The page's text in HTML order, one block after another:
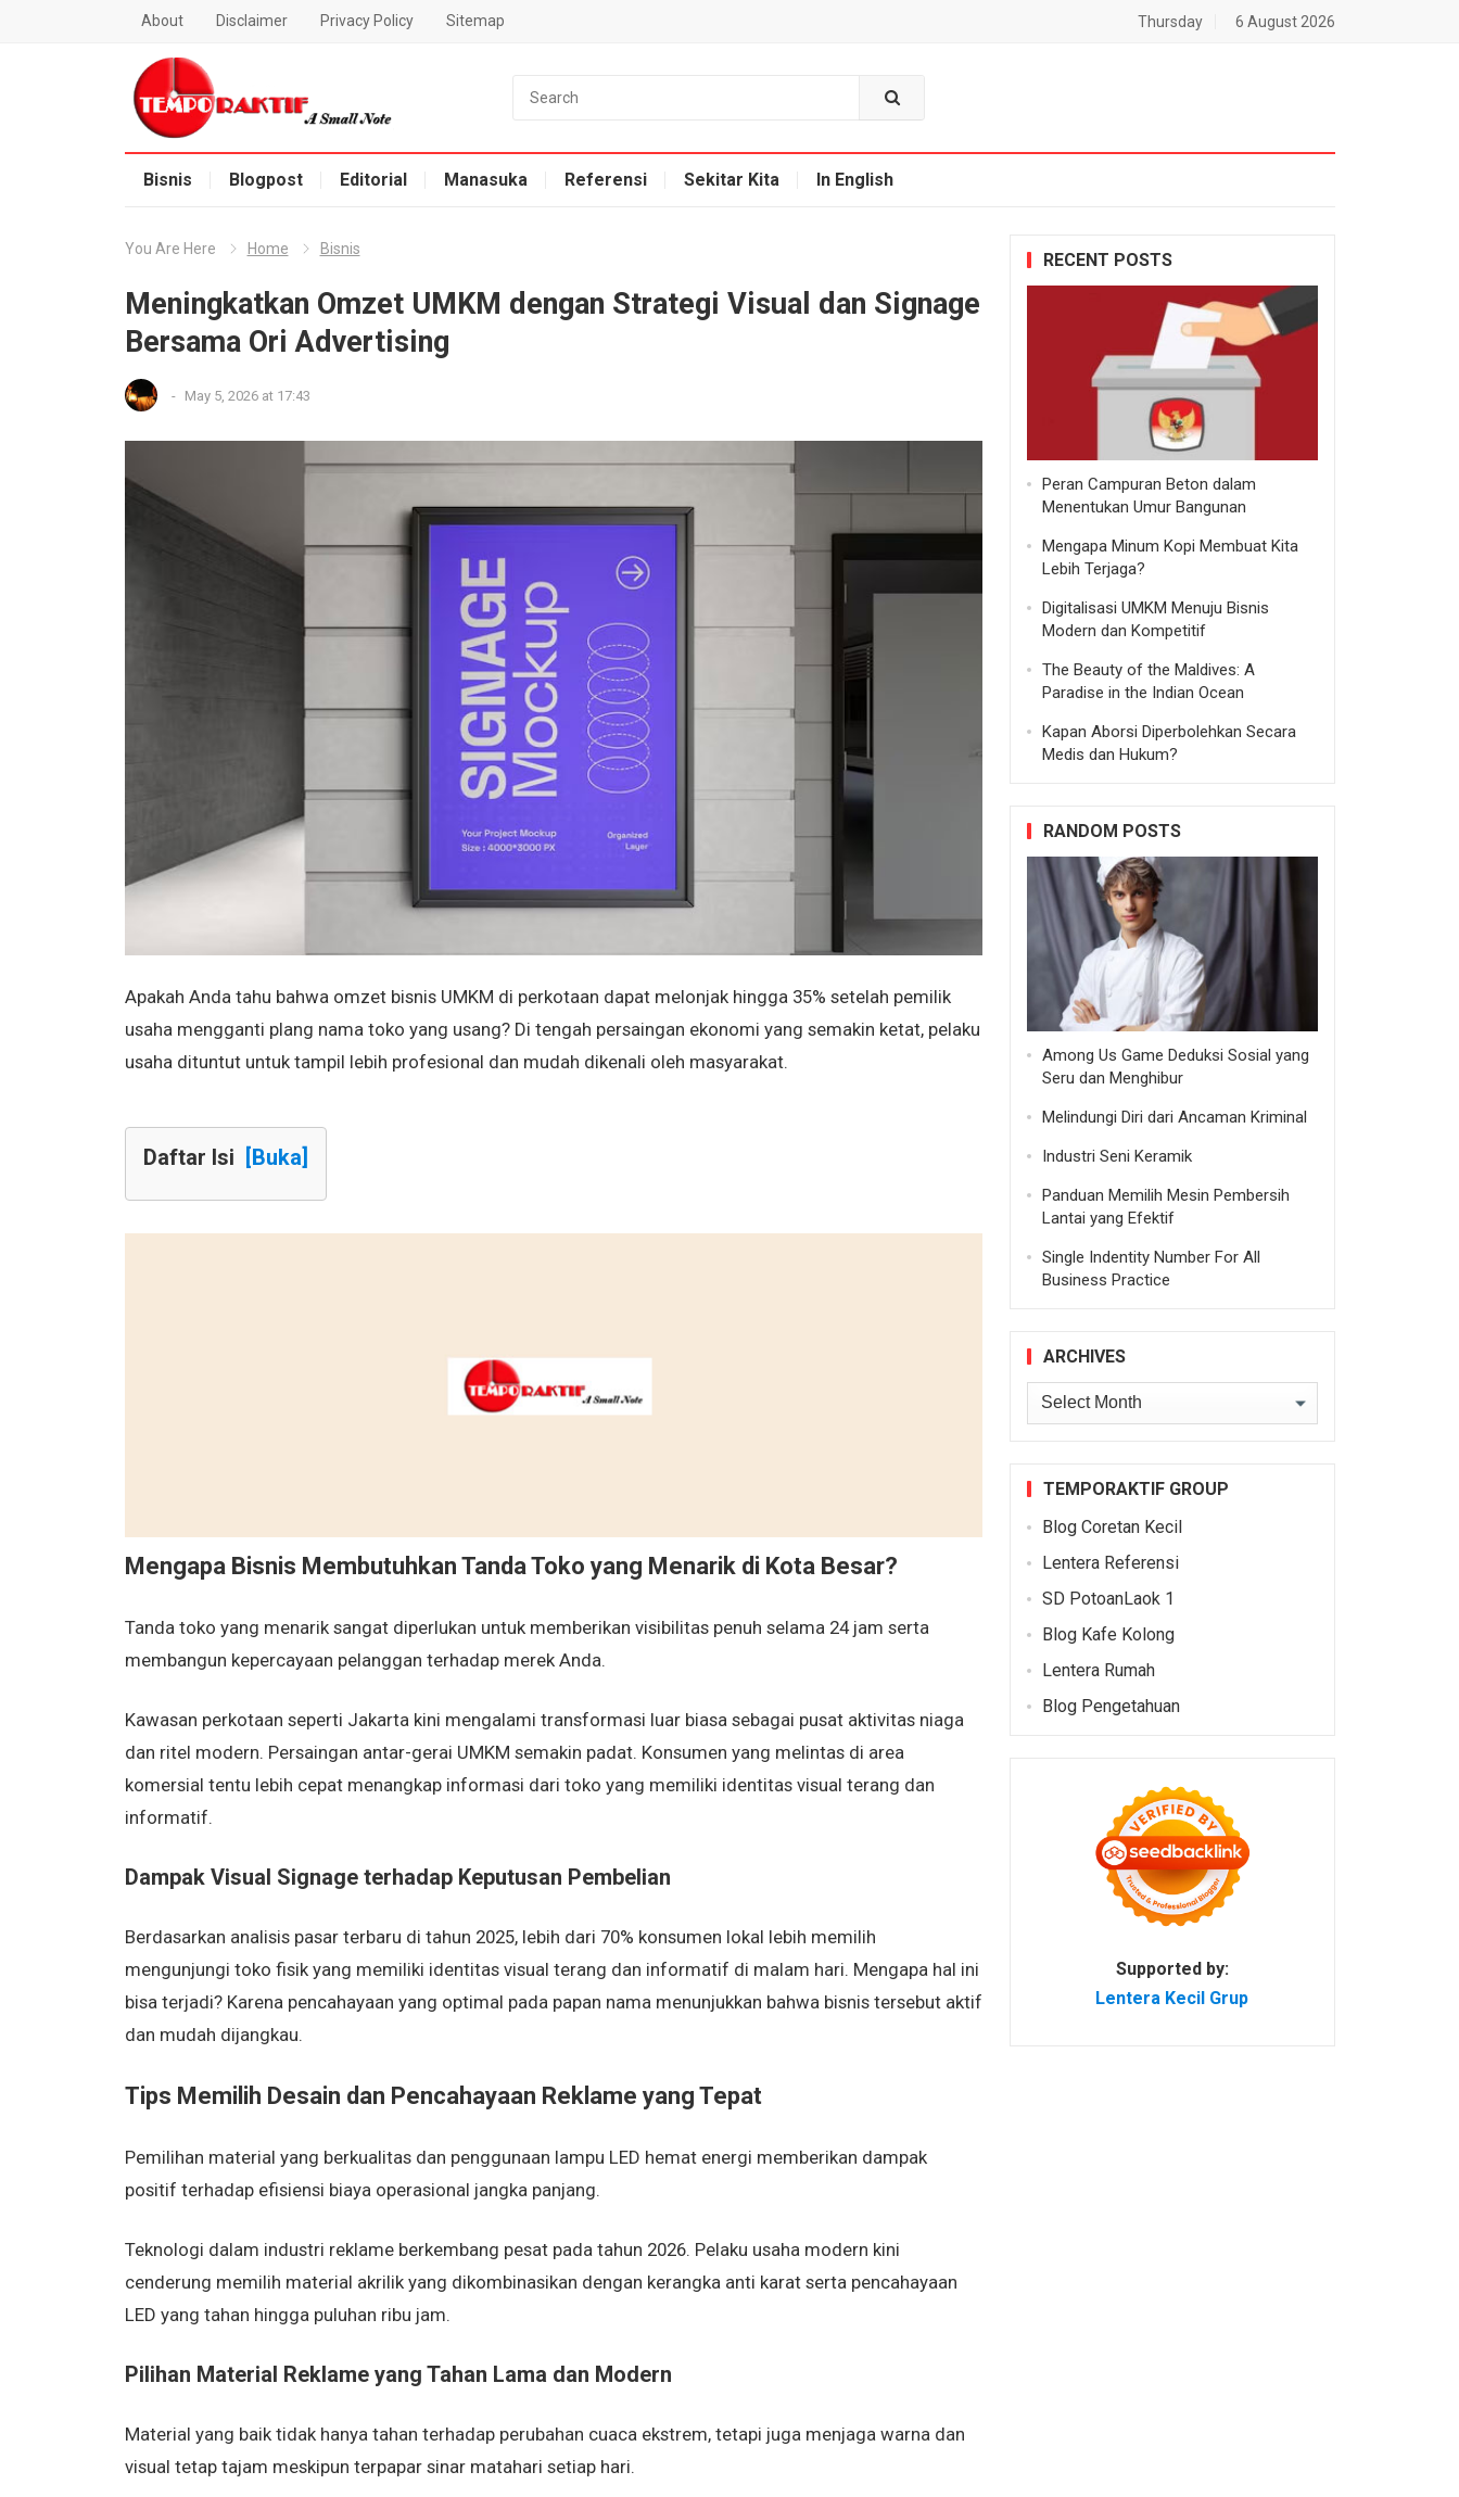
About Disclaimer Privacy Policy Sitemap Thursday 6 August 2026
Blog Temporaktif
Bisnis
Blogpost Editorial Manasuka Referensi Sekitar Kita In English
You Are Here Home Bisnis
Meningkatkan Omzet UMKM dengan Strategi Visual dan Signage
Bersama Ori Advertising
- May 5, 2026 at 17:43
Apakah Anda tahu bahwa omzet bisnis UMKM di perkotaan dapat melonjak hingga 35% setelah pemilik
usaha mengganti plang nama toko yang usang? Di tengah persaingan ekonomi yang semakin ketat, pelaku
usaha dituntut untuk tampil lebih profesional dan mudah dikenali oleh masyarakat.
Daftar Isi [Buka]
Mengapa Bisnis Membutuhkan Tanda Toko yang Menarik di Kota Besar?
Tanda toko yang menarik sangat diperlukan untuk memberikan visibilitas penuh selama 24 jam serta
membangun kepercayaan pelanggan terhadap merek Anda.
Kawasan perkotaan seperti Jakarta kini mengalami transformasi luar biasa sebagai pusat aktivitas niaga
dan ritel modern. Persaingan antar-gerai UMKM semakin padat. Konsumen yang melintas di area
komersial tentu lebih cepat menangkap informasi dari toko yang memiliki identitas visual terang dan
informatif.
Dampak Visual Signage terhadap Keputusan Pembelian
Berdasarkan analisis pasar terbaru di tahun 2025, lebih dari 70% konsumen lokal lebih memilih
mengunjungi toko fisik yang memiliki identitas visual terang dan informatif di malam hari. Mengapa hal ini
bisa terjadi? Karena pencahayaan yang optimal pada papan nama menunjukkan bahwa bisnis tersebut aktif
dan mudah dijangkau.
Tips Memilih Desain dan Pencahayaan Reklame yang Tepat
Pemilihan material yang berkualitas dan penggunaan lampu LED hemat energi memberikan dampak
positif terhadap efisiensi biaya operasional jangka panjang.
Teknologi dalam industri reklame berkembang pesat pada tahun 2026. Pelaku usaha modern kini
cenderung memilih material akrilik yang dikombinasikan dengan kerangka anti karat serta pencahayaan
LED yang tahan hingga puluhan ribu jam.
Pilihan Material Reklame yang Tahan Lama dan Modern
Material yang baik tidak hanya tahan terhadap perubahan cuaca ekstrem, tetapi juga menjaga warna dan
visual tetap tajam meskipun terpapar sinar matahari setiap hari.
RECENT POSTS
Peran Campuran Beton dalam
Menentukan Umur Bangunan
Mengapa Minum Kopi Membuat Kita
Lebih Terjaga?
Digitalisasi UMKM Menuju Bisnis
Modern dan Kompetitif
The Beauty of the Maldives: A
Paradise in the Indian Ocean
Kapan Aborsi Diperbolehkan Secara
Medis dan Hukum?
RANDOM POSTS
Among Us Game Deduksi Sosial yang
Seru dan Menghibur
Melindungi Diri dari Ancaman Kriminal
Industri Seni Keramik
Panduan Memilih Mesin Pembersih
Lantai yang Efektif
Single Indentity Number For All
Business Practice
ARCHIVES
Archives
TEMPORAKTIF GROUP
Blog Coretan Kecil
Lentera Referensi
SD PotoanLaok 1
Blog Kafe Kolong
Lentera Rumah
Blog Pengetahuan
Supported by:
Lentera Kecil Grup